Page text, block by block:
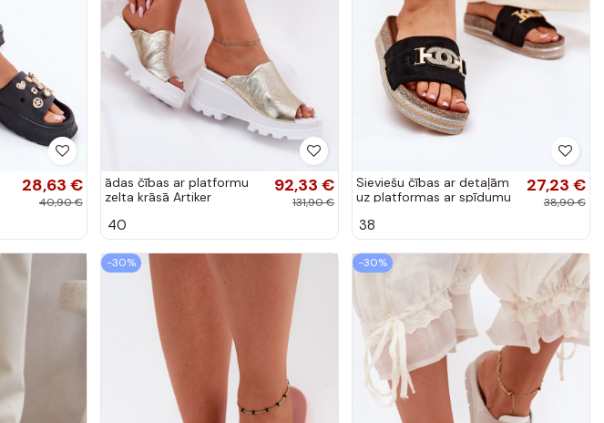
28,63 €
40,90 €
ādas čības ar platformu
zelta krāsā Artiker
92,33 €
131,90 €
40
Sieviešu čības ar detaļām
uz platformas ar spīdumu
27,23 €
38,90 €
38
-30% -30%